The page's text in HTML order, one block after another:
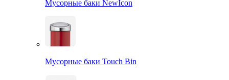
Мусорные баки NewIcon
Мусорные баки Touch Bin